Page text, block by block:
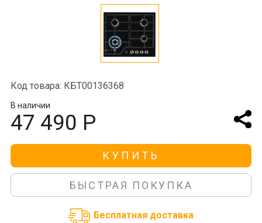
Код товара: КБТ00136368
В наличии
47 490 Р
КУПИТЬ
БЫСТРАЯ ПОКУПКА
Бесплатная доставка